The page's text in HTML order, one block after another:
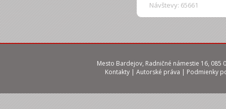
Návštevy: 65661
Mesto Bardejov, Radničné námestie 16, 085
Kontakty | Autorské práva | Podmienky